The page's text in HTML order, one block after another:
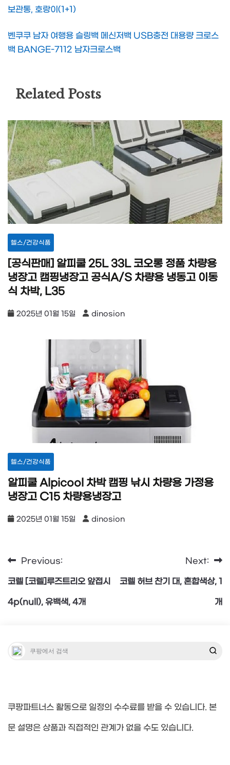
보관통, 호랑이(1+1)
벤쿠쿠 남자 여행용 슬링백 메신저백 USB충전 대용량 크로스
백 BANGE-7112 남자크로스백
Related Posts
헬스/건강식품
[공식판매] 알피쿨 25L 33L 코오롱 정품 차량용
냉장고 캠핑냉장고 공식A/S 차량용 냉동고 이동
식 차박, L35
2025년 01월 15일 dinosion
헬스/건강식품
알피쿨 Alpicool 차박 캠핑 낚시 차량용 가정용
냉장고 C15 차량용냉장고
2025년 01월 15일 dinosion
글
탐
Previous:
코렐 [코렐]루즈트리오 앞접시
4p(null), 유백색, 4개
Next:
코렐 허브 찬기 대, 혼합색상, 1
개
쿠팡파트너스 활동으로 일정의 수수료를 받을 수 있습니다. 본
문 설명은 상품과 직접적인 관계가 없을 수도 있습니다.